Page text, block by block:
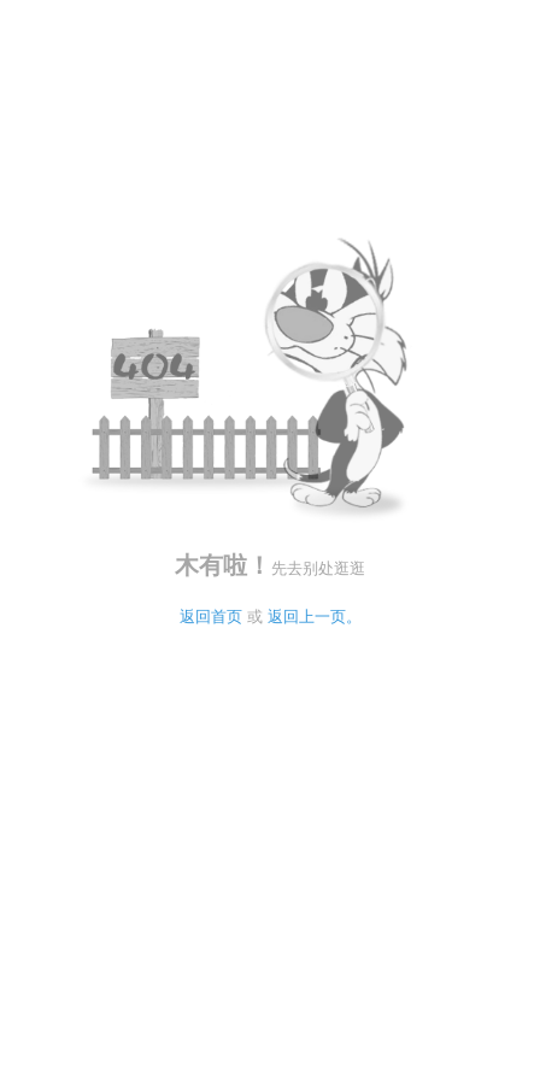
木有啦！ 先去别处逛逛
返回首页 或 返回上一页。